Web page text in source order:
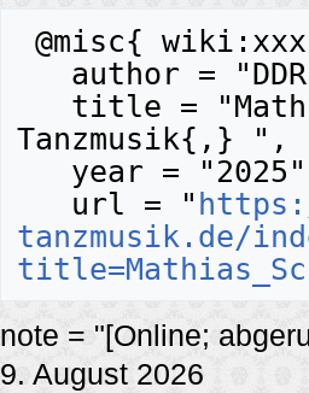
Tanzmusik{,} ",
   url = "
tanzmusik.de/
note = "[Online;
9. August 2026